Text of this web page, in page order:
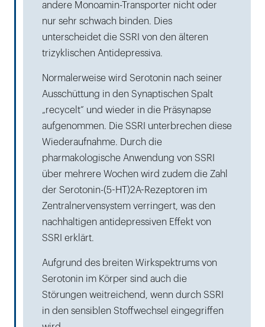
andere Monoamin-Transporter nicht oder
nur sehr schwach binden. Dies
unterscheidet die SSRI von den älteren
trizyklischen Antidepressiva.
Normalerweise wird Serotonin nach seiner
Ausschüttung in den Synaptischen Spalt
„recycelt“ und wieder in die Präsynapse
aufgenommen. Die SSRI unterbrechen diese
Wiederaufnahme. Durch die
pharmakologische Anwendung von SSRI
über mehrere Wochen wird zudem die Zahl
der Serotonin-(5-HT)2A-Rezeptoren im
Zentralnervensystem verringert, was den
nachhaltigen antidepressiven Effekt von
SSRI erklärt.
Aufgrund des breiten Wirkspektrums von
Serotonin im Körper sind auch die
Störungen weitreichend, wenn durch SSRI
in den sensiblen Stoffwechsel eingegriffen